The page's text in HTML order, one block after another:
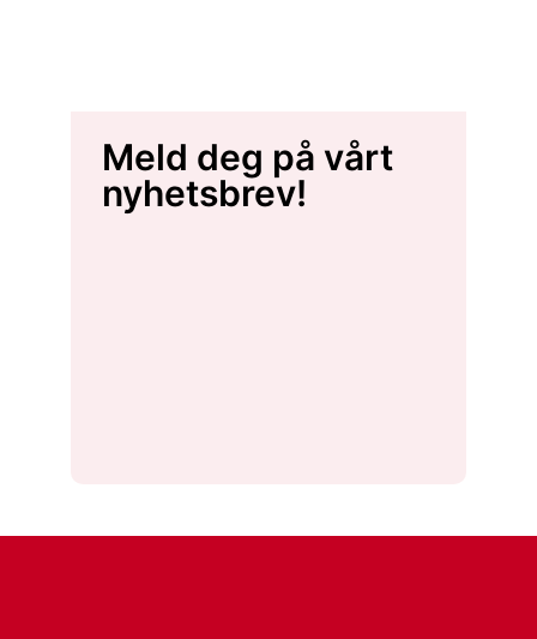
Meld deg på vårt
nyhetsbrev!